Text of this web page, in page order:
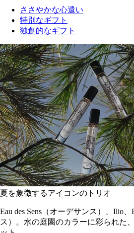
ささやかな心遣い
特別なギフト
独創的なギフト
夏を象徴するアイコンのトリオ
Eau des Sens（オーデサンス）、Ilio
ス）。水の庭園のカラーに彩られた